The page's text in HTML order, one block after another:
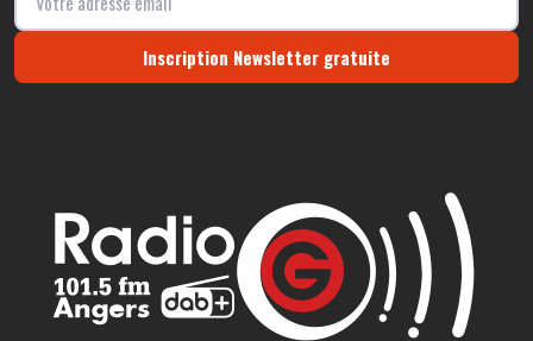
Inscription Newsletter gratuite